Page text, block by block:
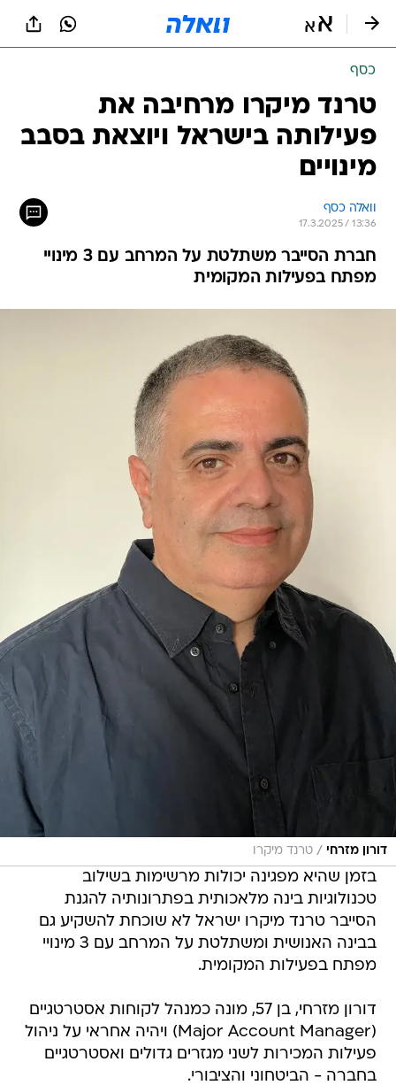
כסף
טרנד מיקרו מרחיבה את
פעילותה בישראל ויוצאת בסבב
מינויים
וואלה כסף
17.3.2025 / 13:36
חברת הסייבר משתלטת על המרחב עם 3 מינויי
מפתח בפעילות המקומית
דורון מזרחי / טרנד מיקרו
בזמן שהיא מפגינה יכולות מרשימות בשילוב
טכנולוגיות בינה מלאכותית בפתרונותיה להגנת
הסייבר טרנד מיקרו ישראל לא שוכחת להשקיע גם
בבינה האנושית ומשתלטת על המרחב עם 3 מינויי
מפתח בפעילות המקומית.
דורון מזרחי, בן 57, מונה כמנהל לקוחות אסטרטגיים
(Major Account Manager) ויהיה אחראי על ניהול
פעילות המכירות לשני מגזרים גדולים ואסטרטגיים
בחברה - הביטחוני והציבורי.